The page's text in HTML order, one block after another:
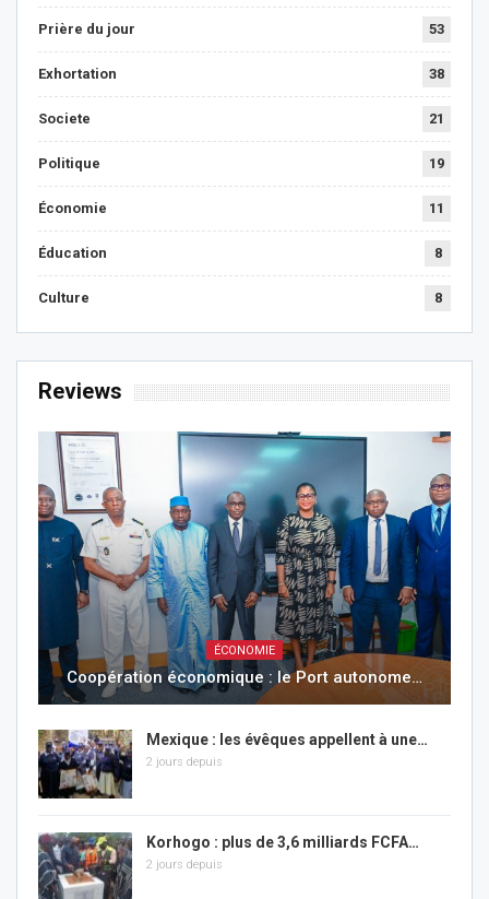
Prière du jour 53
Exhortation 38
Societe 21
Politique 19
Économie 11
Éducation 8
Culture 8
Reviews
ÉCONOMIE
Coopération économique : le Port autonome…
Mexique : les évêques appellent à une…
2 jours depuis
Korhogo : plus de 3,6 milliards FCFA…
2 jours depuis